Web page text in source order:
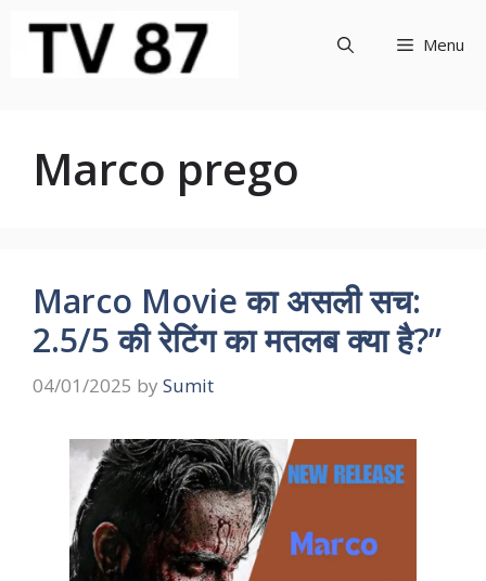
content
Menu
Marco prego
Marco Movie का असली सच:
2.5/5 की रेटिंग का मतलब क्या है?”
04/01/2025 by Sumit